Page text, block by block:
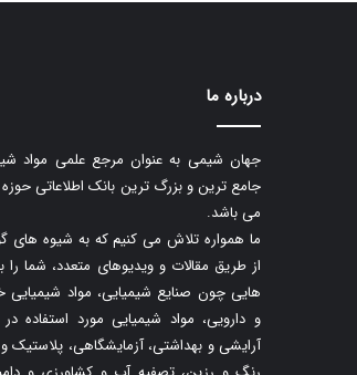
درباره ما
جهان شیمی به عنوان مرجع علمی مواد
جامع ترین و بزرگ ترین بانک اطلاعاتی
می باشد.
ما همواره تلاش می کنیم که به شیوه های
از طریق مقالات و ویدیوهای متعدد، شما را
هایی چون صنایع شیمیایی، مواد شیمیایی
و دارویی، مواد شیمیایی مورد استفاده
آرایشی و بهداشتی، آزمایشگاهی، پلاستیک و